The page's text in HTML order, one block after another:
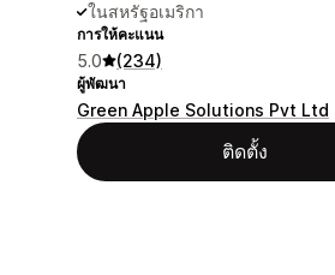
ในสหรัฐอเมริกา
การให้คะแนน
5.0 (234)
ผู้พัฒนา
Green Apple Solutions Pvt Ltd
ติดตั้ง